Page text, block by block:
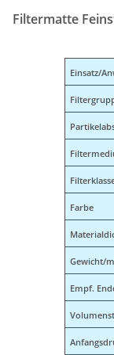
Filtermatte
Einsatz/
Farbe
Gewicht/
Empf.